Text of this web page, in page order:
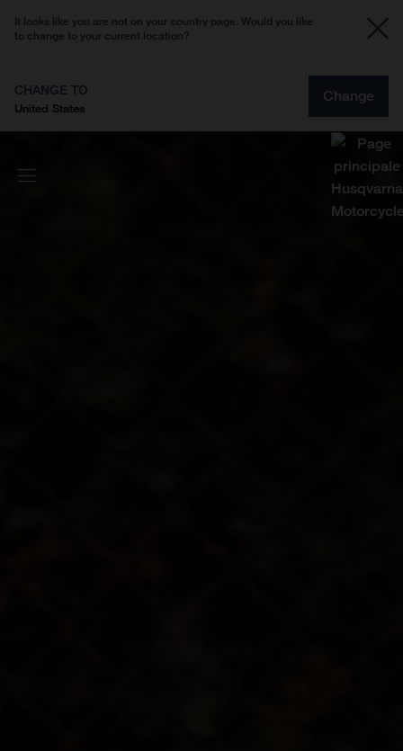
It looks like you are not on your country page. Would you like
to change to your current location?
CHANGE TO
United States
Change